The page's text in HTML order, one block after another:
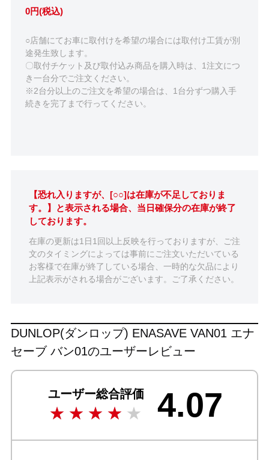
0円(税込)
○店舗にてお車に取付けを希望の場合には取付け工賃が別
途発生致します。
〇取付チケット及び取付込み商品を購入時は、1注文につ
き一台分でご注文ください。
※2台分以上のご注文を希望の場合は、1台分ずつ購入手
続きを完了まで行ってください。
【恐れ入りますが、[○○]は在庫が不足しておりま
す。】と表示される場合、当日確保分の在庫が終了
しております。
在庫の更新は1日1回以上反映を行っておりますが、ご注
文のタイミングによっては事前にご注文いただいている
お客様で在庫が終了している場合、一時的な欠品により
上記表示がされる場合がございます。ご了承ください。
DUNLOP(ダンロップ) ENASAVE VAN01 エナ
セーブ バン01のユーザーレビュー
ユーザー総合評価 4.07